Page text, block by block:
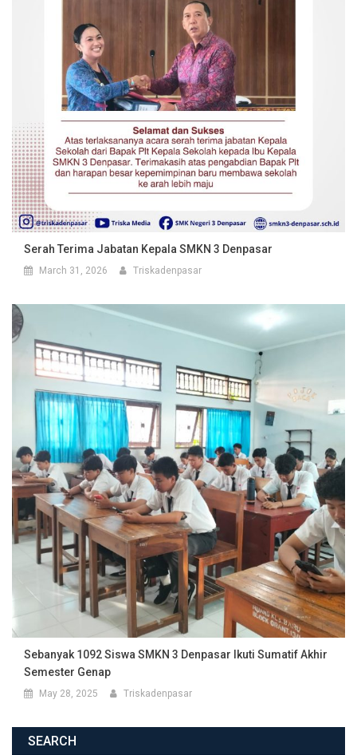
Serah Terima Jabatan Kepala SMKN 3 Denpasar
March 31, 2026 Triskadenpasar
Sebanyak 1092 Siswa SMKN 3 Denpasar Ikuti Sumatif Akhir
Semester Genap
May 28, 2025 Triskadenpasar
SEARCH